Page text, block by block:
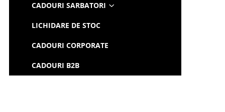
CADOURI SARBATORI
LICHIDARE DE STOC
CADOURI CORPORATE
CADOURI B2B